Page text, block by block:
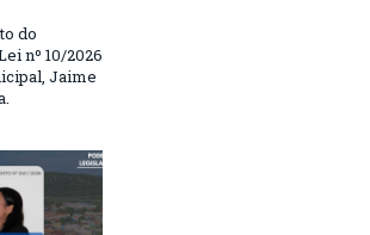
do
nº 10/2026
Jaime